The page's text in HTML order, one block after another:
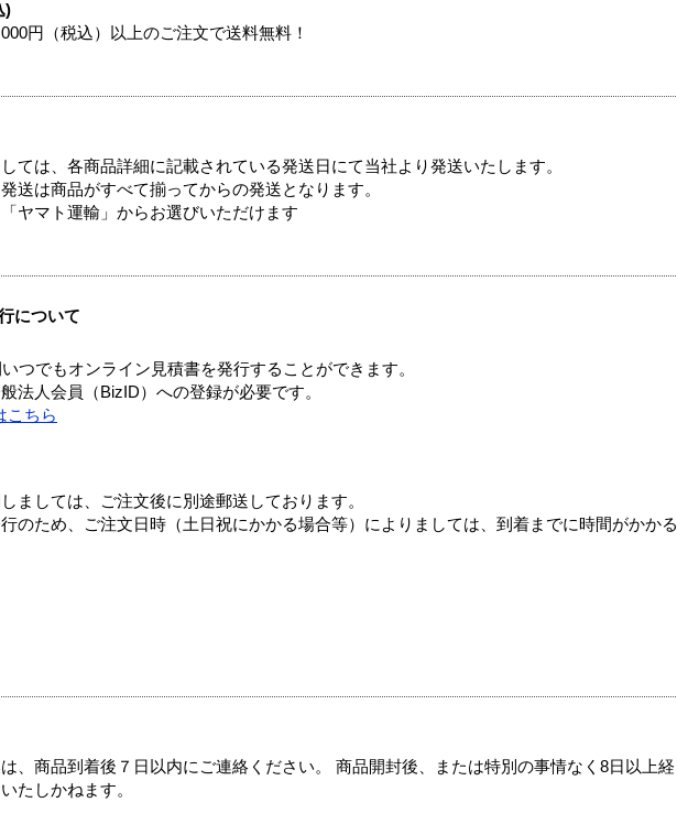
)
円（税込）以上のご注文で送料無料！
ては、各商品詳細に記載されている発送日にて当社より発送いたします。
送は商品がすべて揃ってからの発送となります。
ヤマト運輸」からお選びいただけます
について
つでもオンライン見積書を発行することができます。
法人会員（BizID）への登録が必要です。
こちら
ましては、ご注文後に別途郵送しております。
のため、ご注文日時（土日祝にかかる場合等）によりましては、到着までに時間がかかる
、商品到着後７日以内にご連絡ください。 商品開封後、または特別の事情なく8日以上経
たしかねます。